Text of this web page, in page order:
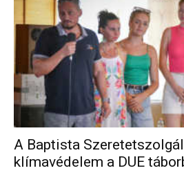
A Baptista
klímavédelem a DUE